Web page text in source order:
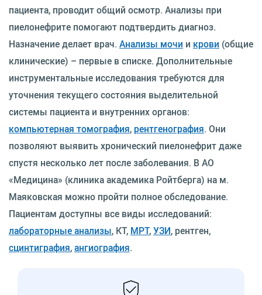
пациента, проводит общий осмотр. Анализы при
пиелонефрите помогают подтвердить диагноз.
Назначение делает врач. Анализы мочи и крови (общие
клинические) – первые в списке. Дополнительные
инструментальные исследования требуются для
уточнения текущего состояния выделительной
системы пациента и внутренних органов:
компьютерная томография, рентгенография. Они
позволяют выявить хронический пиелонефрит даже
спустя несколько лет после заболевания. В АО
«Медицина» (клиника академика Ройтберга) на м.
Маяковская можно пройти полное обследование.
Пациентам доступны все виды исследований:
лабораторные анализы, КТ, МРТ,УЗИ, рентген,
сцинтиграфия,ангиография.